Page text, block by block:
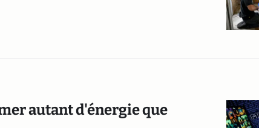
autant d'énergie que